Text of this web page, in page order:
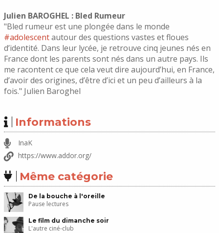
Julien BAROGHEL : Bled Rumeur
"Bled rumeur est une plongée dans le monde
#adolescentautour des questions vastes et floues
d’identité. Dans leur lycée, je retrouve cinq jeunes nés en
France dont les parents sont nés dans un autre pays. Ils
me racontent ce que cela veut dire aujourd’hui, en France,
d’avoir des origines, d’être d’ici et un peu d’ailleurs à la
fois." Julien Baroghel
Informations
InaK
https://www.addor.org/
Même catégorie
De la bouche à l'oreille
Pause lectures
Le film du dimanche soir
L'autre ciné-club